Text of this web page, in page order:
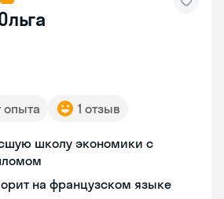
опыта 1 отзыв
школу экономики с
на французском языке